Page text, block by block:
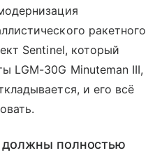
ракетного
Sentinel, который
LGM-30G Minuteman III,
и его всё
полностью